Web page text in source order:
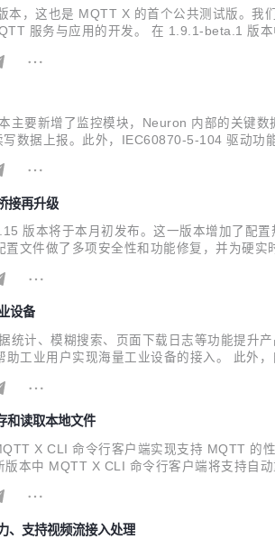
，这也是 MQTT X 的首个公共测试版。我
服务与应用的开发。 在 1.9.1-beta.1 版
主要新增了监控模块，Neuron 内部的关键
数据上报。此外，IEC60870-5-104 驱动
接再升级
版本将于本月初发布。这一版本增加了配
文件做了多项安全性和功能修复，并为硬
设备
统计、模糊搜索、页面下载日志等功能提
工业用户实现海量工业设备的接入。 此
和读取本地文件
X CLI 命令行客户端实现支持 MQTT 的
本中 MQTT X CLI 命令行客户端将支持自
、支持视频流接入处理